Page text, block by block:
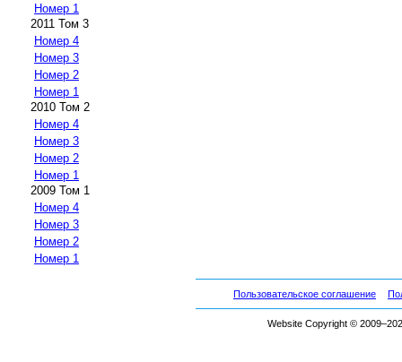
Номер 1
2011 Том 3
Номер 4
Номер 3
Номер 2
Номер 1
2010 Том 2
Номер 4
Номер 3
Номер 2
Номер 1
2009 Том 1
Номер 4
Номер 3
Номер 2
Номер 1
Пользовательское соглашение
Website Copyright ©